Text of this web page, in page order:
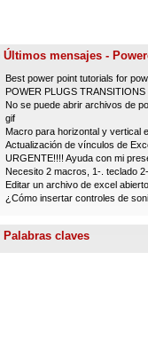
Últimos mensajes -
Best power point tutorials for
POWER PLUGS TRANSITIONS
No se puede abrir archivos de
gif
Macro para horizontal y vertical
Actualización de vínculos de
URGENTE!!!! Ayuda con mi
Necesito 2 macros, 1-. teclado 2-
Editar un archivo de excel abierto
¿Cómo insertar controles de
Palabras claves